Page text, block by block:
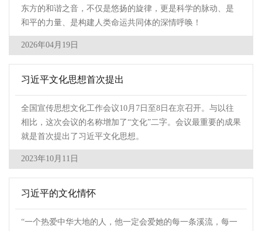
东方的和谐之音，不仅是悠扬的旋律，更是科学的脉动、是
和平的力量、是构建人类命运共同体的深情呼唤！
2026年04月19日
习近平文化思想首次提出
全国宣传思想文化工作会议10月7日至8日在京召开。与以往
相比，这次会议的名称增加了“文化”二字。会议最重要的成果
就是首次提出了习近平文化思想。
2023年10月11日
习近平的文化情怀
“一个热爱中华大地的人，他一定会爱她的每一条溪流，每一